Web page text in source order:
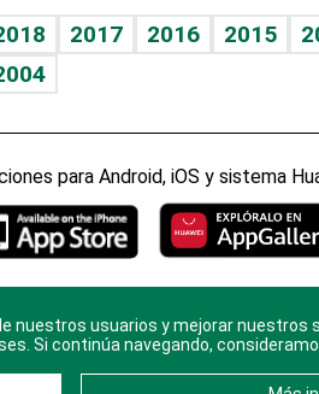
2017 2016 2015
para Android, iOS y sistema
reservados. Consulta elAviso
y conoce más sobreDiario
usuarios y mejorar
Si continúa navegando,